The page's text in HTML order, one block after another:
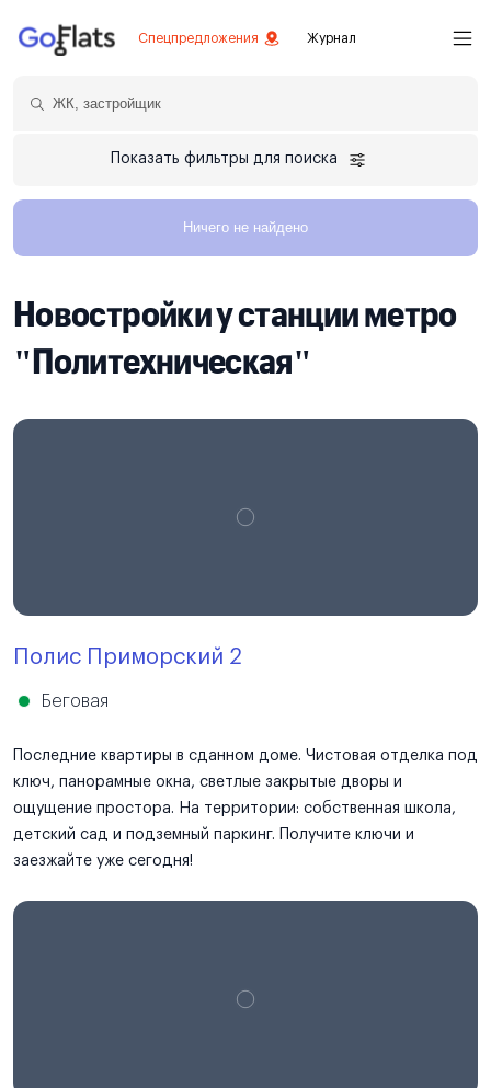
Спецпредложения Журнал
Показать фильтры для поиска
Ничего не найдено
Новостройки у станции метро
"Политехническая"
Полис Приморский 2
Беговая
Последние квартиры в сданном доме. Чистовая отделка под
ключ, панорамные окна, светлые закрытые дворы и
ощущение простора. На территории: собственная школа,
детский сад и подземный паркинг. Получите ключи и
заезжайте уже сегодня!